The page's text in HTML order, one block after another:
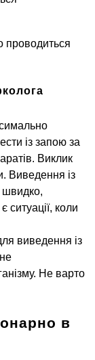
проводиться
із запою за
Виклик
Виведення із
швидко,
коли
виведення із
Не варто
в